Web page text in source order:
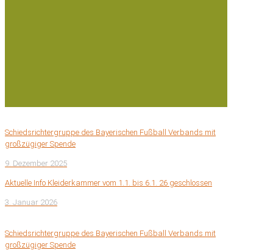
Schiedsrichtergruppe des Bayerischen Fußball Verbands mit
großzügiger Spende
9. Dezember 2025
Aktuelle Info Kleiderkammer vom 1.1. bis 6.1. 26 geschlossen
3. Januar 2026
Schiedsrichtergruppe des Bayerischen Fußball Verbands mit
großzügiger Spende